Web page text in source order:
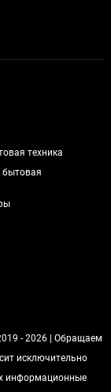
техника
бытовая
- 2026 | Обращаем
исключительно
информационные